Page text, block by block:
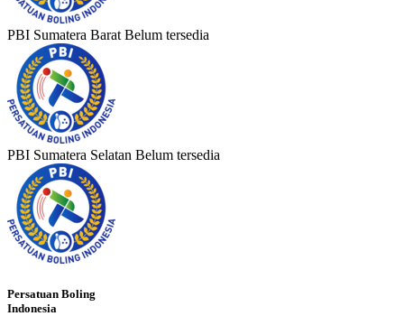
PBI Sumatera Barat Belum tersedia
PBI Sumatera Selatan Belum tersedia
Persatuan Boling
Indonesia